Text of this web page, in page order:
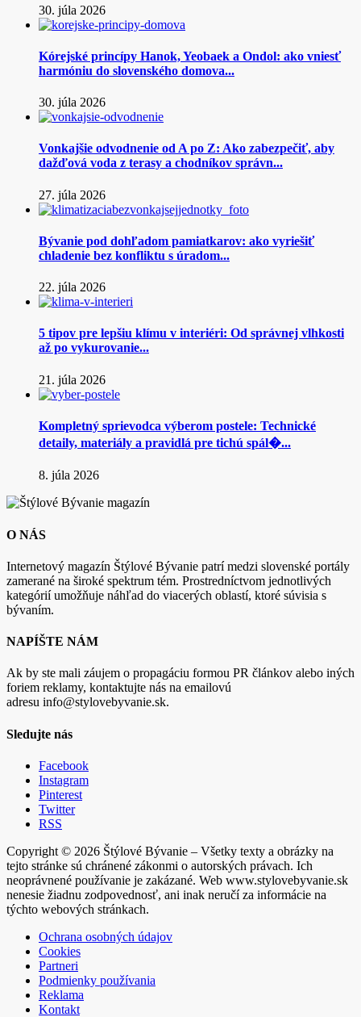
30. júla 2026
Kórejské princípy Hanok, Yeobaek a Ondol: ako vniesť
harmóniu do slovenského domova...
30. júla 2026
Vonkajšie odvodnenie od A po Z: Ako zabezpečiť, aby
dažďová voda z terasy a chodníkov správn...
27. júla 2026
Bývanie pod dohľadom pamiatkarov: ako vyriešiť
chladenie bez konfliktu s úradom...
22. júla 2026
5 tipov pre lepšiu klímu v interiéri: Od správnej vlhkosti
až po vykurovanie...
21. júla 2026
Kompletný sprievodca výberom postele: Technické
detaily, materiály a pravidlá pre tichú spál�...
8. júla 2026
O NÁS
Internetový magazín Štýlové Bývanie patrí medzi slovenské portály
zamerané na široké spektrum tém. Prostredníctvom jednotlivých
kategórií umožňuje náhľad do viacerých oblastí, ktoré súvisia s
bývaním.
NAPÍŠTE NÁM
Ak by ste mali záujem o propagáciu formou PR článkov alebo iných
foriem reklamy, kontaktujte nás na emailovú
adresu info@stylovebyvanie.sk.
Sledujte nás
Facebook
Instagram
Pinterest
Twitter
RSS
Copyright © 2026 Štýlové Bývanie – Všetky texty a obrázky na
tejto stránke sú chránené zákonmi o autorských právach. Ich
neoprávnené používanie je zakázané. Web www.stylovebyvanie.sk
nenesie žiadnu zodpovednosť, ani inak neručí za informácie na
týchto webových stránkach.
Ochrana osobných údajov
Cookies
Partneri
Podmienky používania
Reklama
Kontakt